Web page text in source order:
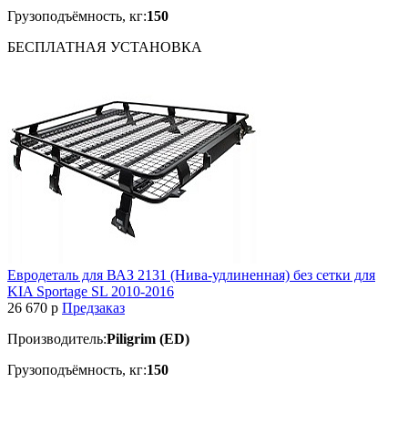
Грузоподъёмность, кг:150
БЕСПЛАТНАЯ УСТАНОВКА
Евродеталь для ВАЗ 2131 (Нива-удлиненная) без сетки для
KIA Sportage SL 2010-2016
26 670 p Предзаказ
Производитель:Piligrim (ED)
Грузоподъёмность, кг:150